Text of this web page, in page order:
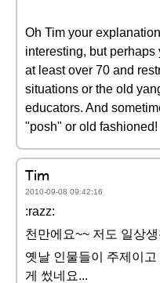
Oh Tim your
interesting, but
at least over 70 and
situations or the old
educators. And
"posh" or old fashioned!
Tim
2010-09-08 09:42:16
:razz:
천만에요~~ 저도 일상
옛날 인물들이 주제이
게 썼네요...